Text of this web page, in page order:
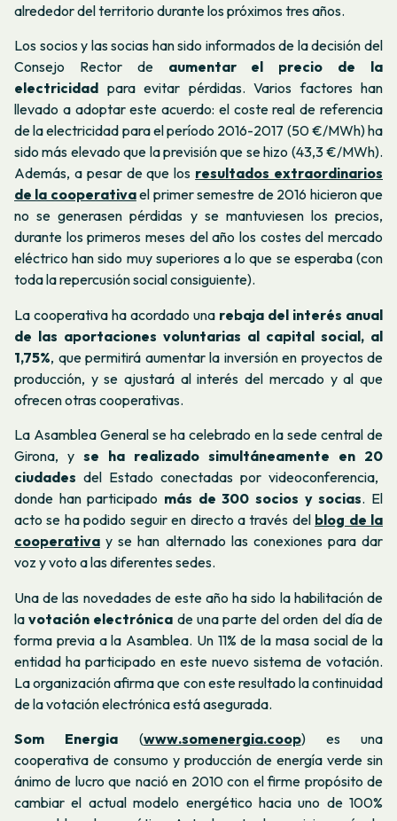
alrededor del territorio durante los próximos tres años.
Los socios y las socias han sido informados de la decisión del
Consejo Rector de aumentar el precio de la
electricidad para evitar pérdidas. Varios factores han
llevado a adoptar este acuerdo: el coste real de referencia
de la electricidad para el período 2016-2017 (50 €/MWh) ha
sido más elevado que la previsión que se hizo (43,3 €/MWh).
Además, a pesar de que los resultados extraordinarios
de la cooperativael primer semestre de 2016 hicieron que
no se generasen pérdidas y se mantuviesen los precios,
durante los primeros meses del año los costes del mercado
eléctrico han sido muy superiores a lo que se esperaba (con
toda la repercusión social consiguiente).
La cooperativa ha acordado una rebaja del interés anual
de las aportaciones voluntarias al capital social, al
1,75%, que permitirá aumentar la inversión en proyectos de
producción, y se ajustará al interés del mercado y al que
ofrecen otras cooperativas.
La Asamblea General se ha celebrado en la sede central de
Girona, y se ha realizado simultáneamente en 20
ciudades del Estado conectadas por videoconferencia,
donde han participado más de 300 socios y socias. El
acto se ha podido seguir en directo a través del blog de la
cooperativa y se han alternado las conexiones para dar
voz y voto a las diferentes sedes.
Una de las novedades de este año ha sido la habilitación de
lavotación electrónica de una parte del orden del día de
forma previa a la Asamblea. Un 11% de la masa social de la
entidad ha participado en este nuevo sistema de votación.
La organización afirma que con este resultado la continuidad
de la votación electrónica está asegurada.
Som Energia (www.somenergia.coop) es una
cooperativa de consumo y producción de energía verde sin
ánimo de lucro que nació en 2010 con el firme propósito de
cambiar el actual modelo energético hacia uno de 100%